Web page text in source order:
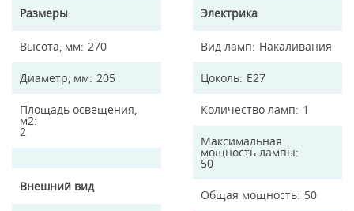
Размеры
Высота, мм 270
Диаметр, мм 205
Площадь освещения,
м2
2
Внешний вид
Электрика
Вид ламп Накаливания
Цоколь E27
Количество ламп 1
Максимальная
мощность лампы
50
Общая мощность 50